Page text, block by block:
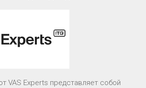
VAS Experts представляет собой